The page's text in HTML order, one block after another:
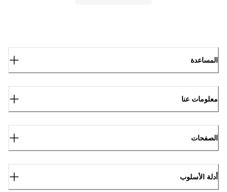
المساعدة
معلومات عنا
الصفحات
أدلة الأسلوب